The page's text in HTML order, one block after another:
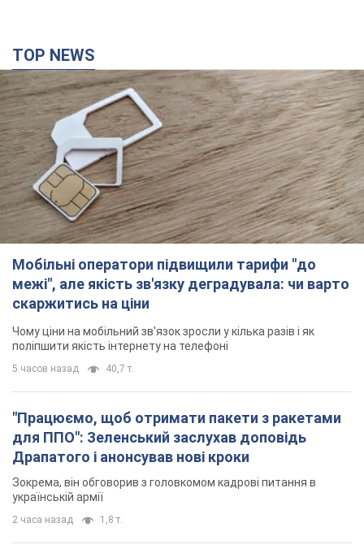
TOP NEWS
Мобільні оператори підвищили тарифи "до
межі", але якість зв'язку деградувала: чи варто
скаржитись на ціни
Чому ціни на мобільний зв'язок зросли у кілька разів і як
поліпшити якість інтернету на телефоні
5 часов назад 40,7 т.
"Працюємо, щоб отримати пакети з ракетами
для ППО": Зеленський заслухав доповідь
Драпатого і анонсував нові кроки
Зокрема, він обговорив з головкомом кадрові питання в
українській армії
2 часа назад 1,8 т.